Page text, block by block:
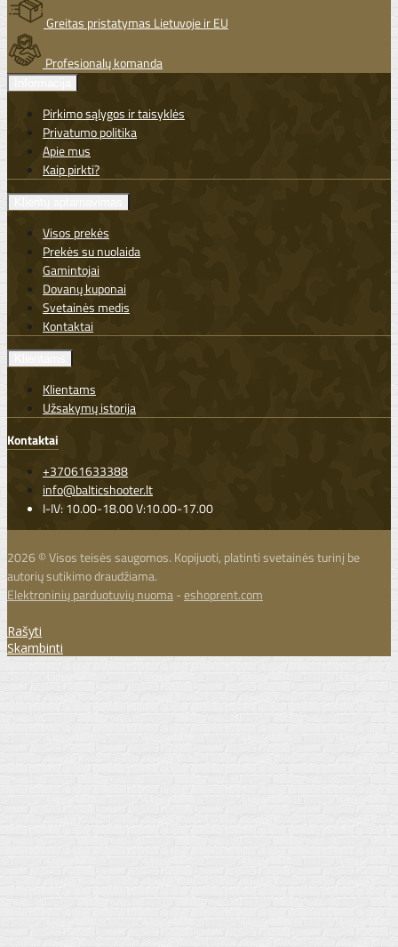
Greitas pristatymas Lietuvoje ir EU
Profesionalų komanda
Pirkimo sąlygos ir taisyklės
Privatumo politika
Apie mus
Kaip pirkti?
Visos prekės
Prekės su nuolaida
Gamintojai
Dovanų kuponai
Svetainės medis
Kontaktai
Klientams
Užsakymų istorija
Kontaktai
+37061633388
info@balticshooter.lt
I-IV: 10.00-18.00 V:10.00-17.00
2026 © Visos teisės saugomos. Kopijuoti, platinti svetainės turinį be
autorių sutikimo draudžiama.
Elektroninių parduotuvių nuoma-eshoprent.com
Rašyti
Skambinti